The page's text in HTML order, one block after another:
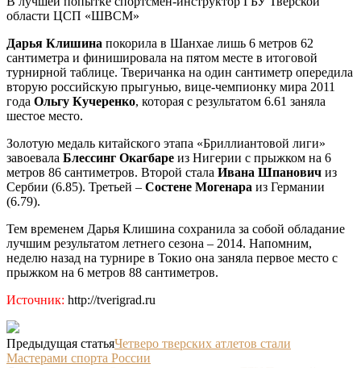
области ЦСП «ШВСМ»
Дарья Клишина покорила в Шанхае лишь 6 метров 62
сантиметра и финишировала на пятом месте в итоговой
турнирной таблице. Тверичанка на один сантиметр опередила
вторую российскую прыгунью, вице-чемпионку мира 2011
года Ольгу Кучеренко, которая с результатом 6.61 заняла
шестое место.
Золотую медаль китайского этапа «Бриллиантовой лиги»
завоевала Блессинг Окагбаре из Нигерии с прыжком на 6
метров 86 сантиметров. Второй стала Ивана Шпанович из
Сербии (6.85). Третьей – Состене Могенара из Германии
(6.79).
Тем временем Дарья Клишина сохранила за собой обладание
лучшим результатом летнего сезона – 2014. Напомним,
неделю назад на турнире в Токио она заняла первое место с
прыжком на 6 метров 88 сантиметров.
Источник: http://tverigrad.ru
Предыдущая статьяЧетверо тверских атлетов стали
Мастерами спорта России